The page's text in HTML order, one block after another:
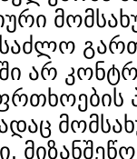
არ